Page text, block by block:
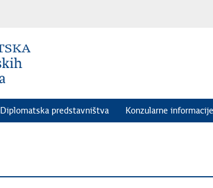
Diplomatska predstavništva Konzularne informacije